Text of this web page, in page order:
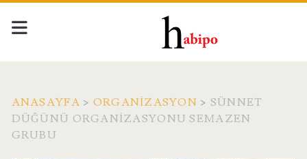
ANASAYFA > ORGANIZASYON > SÜNNET
DÜĞÜNÜ ORGANIZASYONU SEMAZEN
GRUBU